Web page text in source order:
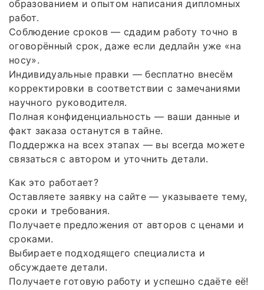
образованием и опытом написания дипломных
работ.
Соблюдение сроков — сдадим работу точно в
оговорённый срок, даже если дедлайн уже «на
носу».
Индивидуальные правки — бесплатно внесём
корректировки в соответствии с замечаниями
научного руководителя.
Полная конфиденциальность — ваши данные и
факт заказа останутся в тайне.
Поддержка на всех этапах — вы всегда можете
связаться с автором и уточнить детали.
Как это работает?
Оставляете заявку на сайте — указываете тему,
сроки и требования.
Получаете предложения от авторов с ценами и
сроками.
Выбираете подходящего специалиста и
обсуждаете детали.
Получаете готовую работу и успешно сдаёте её!